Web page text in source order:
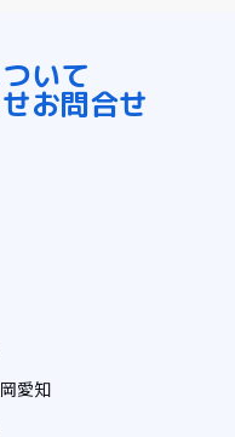
いて
お問合せ
愛知